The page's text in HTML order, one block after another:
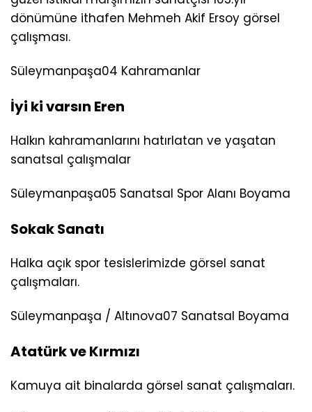
dönümüne ithafen Mehmeh Akif Ersoy görsel
çalışması.
Süleymanpaşa04 Kahramanlar
İyi ki varsın Eren
Halkın kahramanlarını hatırlatan ve yaşatan
sanatsal çalışmalar
Süleymanpaşa05 Sanatsal Spor Alanı Boyama
Sokak Sanatı
Halka açık spor tesislerimizde görsel sanat
çalışmaları.
Süleymanpaşa / Altınova07 Sanatsal Boyama
Atatürk ve Kırmızı
Kamuya ait binalarda görsel sanat çalışmaları.